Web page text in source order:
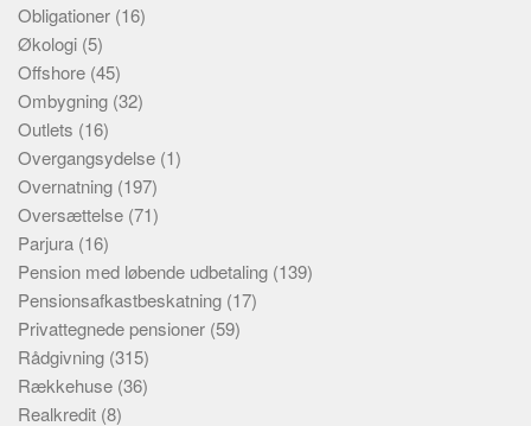
Obligationer (16)
Økologi (5)
Offshore (45)
Ombygning (32)
Outlets (16)
Overgangsydelse (1)
Overnatning (197)
Oversættelse (71)
Parjura (16)
Pension med løbende udbetaling (139)
Pensionsafkastbeskatning (17)
Privattegnede pensioner (59)
Rådgivning (315)
Rækkehuse (36)
Realkredit (8)